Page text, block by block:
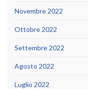
Novembre 2022
Ottobre 2022
Settembre 2022
Agosto 2022
Luglio 2022